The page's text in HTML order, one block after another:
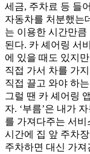
세금, 주차료 등 들
자동차를 처분했는
는 이용한 시간만
된다. 카 셰어링 서
에 있을 때도 있지
직접 가서 차를 가
직접 끌고 와야 하
그럴 땐 카 셰어링
자. ‘부름’은 내가
를 가져다주는 서
시간에 집 앞 주차
주차하면 대신 가져